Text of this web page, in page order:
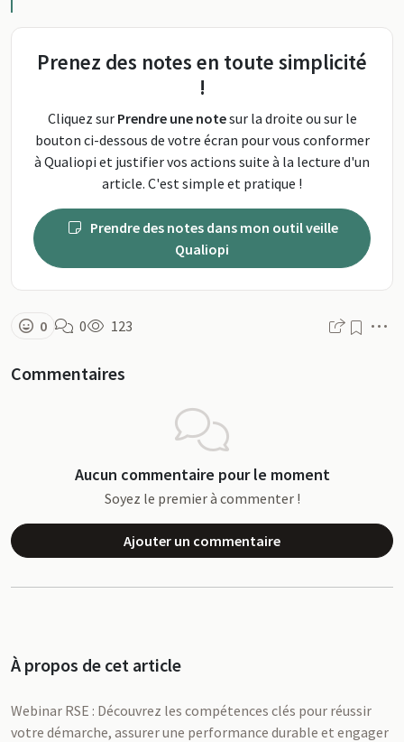
Prenez des notes en toute simplicité
!
Cliquez sur Prendre une notesur la droite ou sur le
bouton ci-dessous de votre écran pour vous conformer
à Qualiopi et justifier vos actions suite à la lecture d'un
article. C'est simple et pratique !
Qualiopi
0 0 123
Commentaires
Aucun commentaire pour le moment
Soyez le premier à commenter !
Ajouter un commentaire
À propos de cet article
Webinar RSE : Découvrez les compétences clés pour réussir
votre démarche, assurer une performance durable et engager